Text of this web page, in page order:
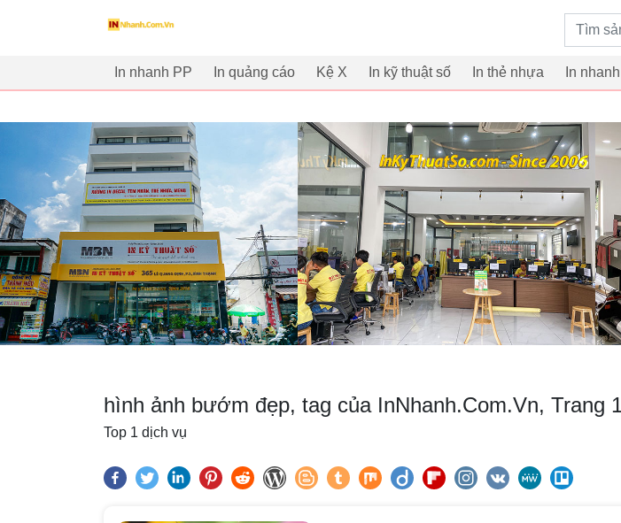
innhanh.com.vn Từ khoá
In nhanh PP In quảng cáo Kệ X In kỹ thuật số In thẻ nhựa In
hình ảnh bướm đẹp, tag của InNhanh.Com.Vn, Trang
Top 1 dịch vụ